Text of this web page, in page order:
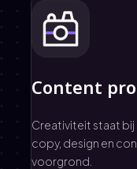
Content
Creativiteit staat bij
copy, design en
voorgrond.